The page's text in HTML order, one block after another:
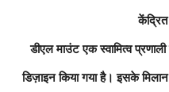
केंद्रित
डीएल माउंट एक स्वामित्व
डिज़ाइन किया गया है। इसके